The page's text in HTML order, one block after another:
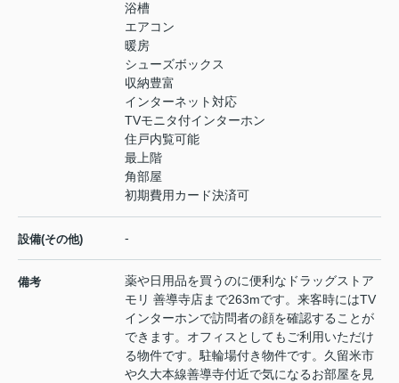
浴槽
エアコン
暖房
シューズボックス
収納豊富
インターネット対応
TVモニタ付インターホン
住戸内覧可能
最上階
角部屋
初期費用カード決済可
設備(その他) -
備考
薬や日用品を買うのに便利なドラッグストア
モリ 善導寺店まで263mです。来客時にはTV
インターホンで訪問者の顔を確認することが
できます。オフィスとしてもご利用いただけ
る物件です。駐輪場付き物件です。久留米市
や久大本線善導寺付近で気になるお部屋を見